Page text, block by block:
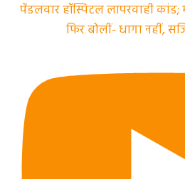
पेंडलवार हॉस्पिटल लापरवाही कांड;
फिर बोलीं- धागा नहीं,